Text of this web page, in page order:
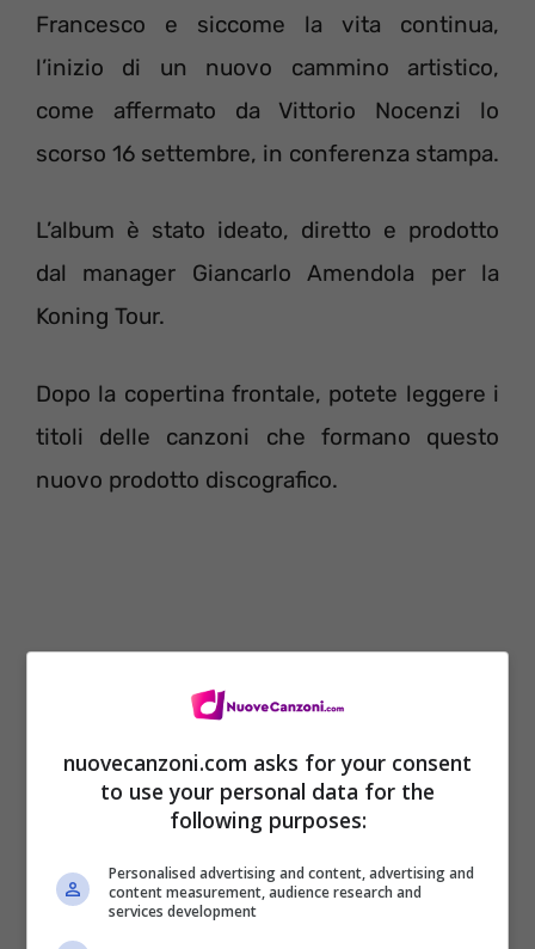
Francesco e siccome la vita continua,
l’inizio di un nuovo cammino artistico,
come affermato da Vittorio Nocenzi lo
scorso 16 settembre, in conferenza stampa.
L’album è stato ideato, diretto e prodotto
dal manager Giancarlo Amendola per la
Koning Tour.
Dopo la copertina frontale, potete leggere i
titoli delle canzoni che formano questo
nuovo prodotto discografico.
nuovecanzoni.com asks for your consent
to use your personal data for the
following purposes:
Personalised advertising and content, advertising and
content measurement, audience research and
services development